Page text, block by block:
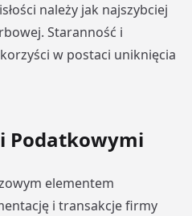
należy jak najszybciej
Staranność i
w postaci uniknięcia
Podatkowymi
elementem
i transakcje firmy